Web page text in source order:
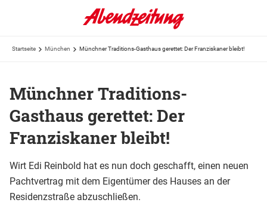
Startseite München Münchner Traditions-Gasthaus gerettet: Der Franziskaner bleibt!
Münchner Traditions-
Gasthaus gerettet: Der
Franziskaner bleibt!
Wirt Edi Reinbold hat es nun doch geschafft, einen neuen
Pachtvertrag mit dem Eigentümer des Hauses an der
Residenzstraße abzuschließen.